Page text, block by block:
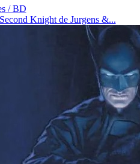
/ BD
Knight de Jurgens &...